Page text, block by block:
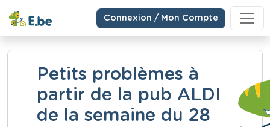
Connexion / Mon Compte
Petits problèmes à
partir de la pub ALDI
de la semaine du 28